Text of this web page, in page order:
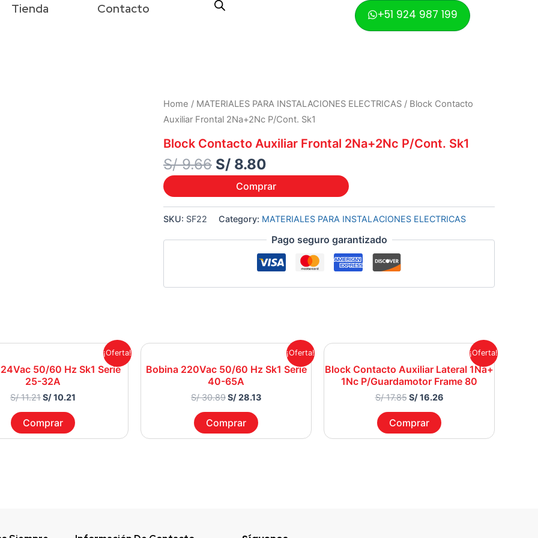
Tienda Contacto +51 924 987 199
Home / MATERIALES PARA INSTALACIONES ELECTRICAS / Block Contacto
Auxiliar Frontal 2Na+2Nc P/Cont. Sk1
Block Contacto Auxiliar Frontal 2Na+2Nc P/Cont. Sk1
S/9.66
Original
price
S/ 9.66.
S/ 8.80
Current
price
is:
S/ 8.80.
Comprar
SKU: SF22 Category: MATERIALES PARA INSTALACIONES ELECTRICAS
Pago seguro garantizado
¡Oferta!
50/60 Hz Sk1 Serie
25-32A
S/11.21
was:
S/ 11.21.
S/10.21
Current
is:
Comprar
¡Oferta!
Bobina 220Vac 50/60 Hz Sk1 Serie
40-65A
S/30.89
was:
S/ 30.89.
S/28.13
Current
is:
Comprar
¡Oferta!
Block Contacto Auxiliar Lateral 1Na+
1Nc P/Guardamotor Frame 80
S/17.85
was:
S/ 17.85.
S/16.26
Current
is:
S/ 16.26.
Comprar
was:
S/ 9.66.
is:
S/ 8.80.